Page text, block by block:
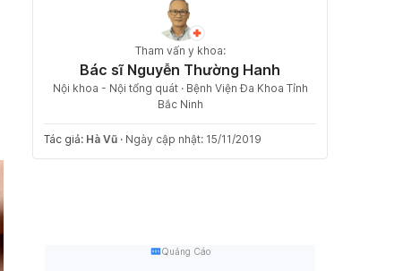
Tham vấn y khoa:
Bác sĩ Nguyễn Thường Hanh
Nội khoa - Nội tổng quát · Bệnh Viện Đa Khoa Tỉnh
Bắc Ninh
Tác giả: Hà Vũ · Ngày cập nhật: 15/11/2019
Quảng Cáo